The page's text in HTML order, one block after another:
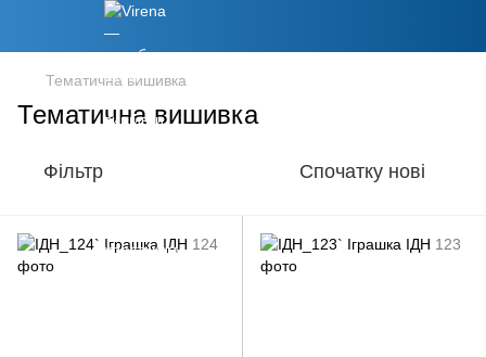
Тематична вишивка
Тематична вишивка
Фільтр Спочатку нові